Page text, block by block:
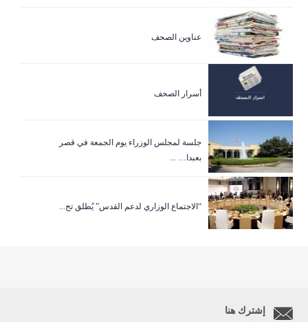
عناوين الصحف
أسرار الصحف
جلسة لمجلس الوزراء يوم الجمعة في قصر
بعبدا… ...
“الاجتماع الوزاري لدعم القدس” يُطلق تح...
إشترك هنا